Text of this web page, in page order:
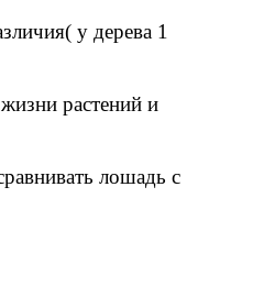
у дерева 1
растений и
лошадь с